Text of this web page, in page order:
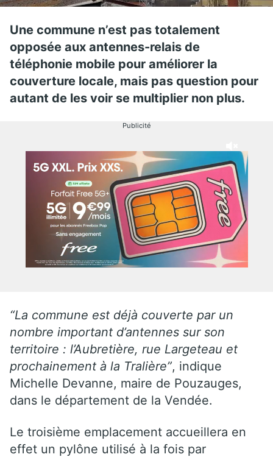
Une commune n’est pas totalement
opposée aux antennes-relais de
téléphonie mobile pour améliorer la
couverture locale, mais pas question pour
autant de les voir se multiplier non plus.
Publicité
“La commune est déjà couverte par un
nombre important d’antennes sur son
territoire : l’Aubretière, rue Largeteau et
prochainement à la Tralière”, indique
Michelle Devanne, maire de Pouzauges,
dans le département de la Vendée.
Le troisième emplacement accueillera en
effet un pylône utilisé à la fois par